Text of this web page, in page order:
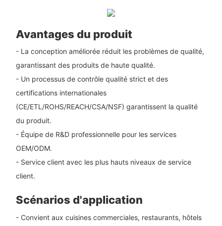
Avantages du produit
- La conception améliorée réduit les problèmes de qualité,
garantissant des produits de haute qualité.
- Un processus de contrôle qualité strict et des
certifications internationales
(CE/ETL/ROHS/REACH/CSA/NSF) garantissent la qualité
du produit.
- Équipe de R&D professionnelle pour les services
OEM/ODM.
- Service client avec les plus hauts niveaux de service
client.
Scénarios d'application
- Convient aux cuisines commerciales, restaurants, hôtels